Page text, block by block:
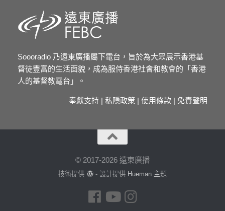
Soooradio 乃遠東廣播屬下電台，旨於為大眾展示香港基
督徒豐富的生活面貌，成為服侍香港社會和教會的「香港
人的基督教電台」。
奉獻支持 | 私隱政策 | 使用條款 | 免責聲明
© 2017-2026 遠東廣播
技術提供 - 設計提供 Hueman 主題